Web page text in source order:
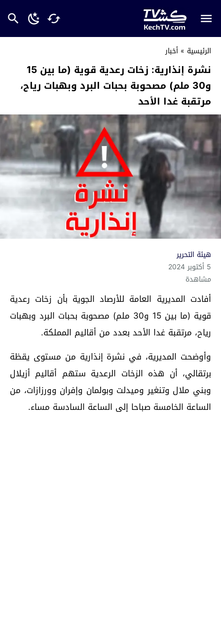
الرئيسية » أخبار
نشرة إنذارية: زخات رعدية قوية (ما بين 15
و30 ملم) مصحوبة بحبات البرد وبهبات رياح،
مرتقبة غدا الأحد
هيئة التحرير
5 أكتوبر 2024
مشاهدة
أفادت المديرية العامة للأرصاد الجوية بأن زخات رعدية
قوية (ما بين 15 و30 ملم) مصحوبة بحبات البرد وبهبات
رياح، مرتقبة غدا الأحد بعدد من أقاليم المملكة.
وأوضحت المديرية، في نشرة إنذارية من مستوى يقظة
برتقالي، أن هذه الزخات الرعدية ستهم أقاليم أزيلال
وبني ملال وتنغير وميدلت وبولمان وإفران وورزازات، من
الساعة الخامسة صباحا إلى الساعة السادسة مساء.